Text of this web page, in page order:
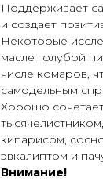
Поддерживает
и создает
Некоторые
масле голубой
числе комаров,
самодельным
Хорошо
кипарисом,
эвкалиптом и
Внимание!